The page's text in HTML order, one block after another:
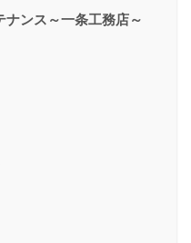
ナンス～一条工務店～